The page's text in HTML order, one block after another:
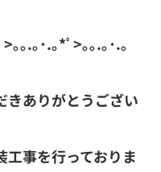
｡｡.｡･.｡*ﾟ>｡｡.｡･.｡
きありがとうござい
事を行っておりま